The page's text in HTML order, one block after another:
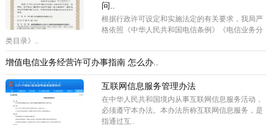
问..
根据行政许可设定和实施法定的有关要求，我局严
格依照《中华人民共和国电信条例》《电信业务分
类目录》..
增值电信业务经营许可办事指南 怎么办..
互联网信息服务管理办法
在中华人民共和国境内从事互联网信息服务活动，
必须遵守本办法。本办法所称互联网信息服务，是
指通过互..